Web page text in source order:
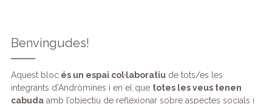
Benvingudes!
Aquest blocés un espai col·laboratiude tots/es les
integrants d’Andròmines i en el que totes les veus tenen
cabudaamb l’objectiu de reflexionar sobre aspectes socials i